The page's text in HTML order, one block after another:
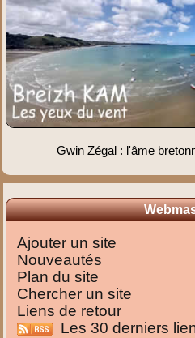
Gwin Zégal : l'âme
Ajouter un site
Nouveautés
Plan du site
Chercher un site
Liens de retour
Les 30 derniers